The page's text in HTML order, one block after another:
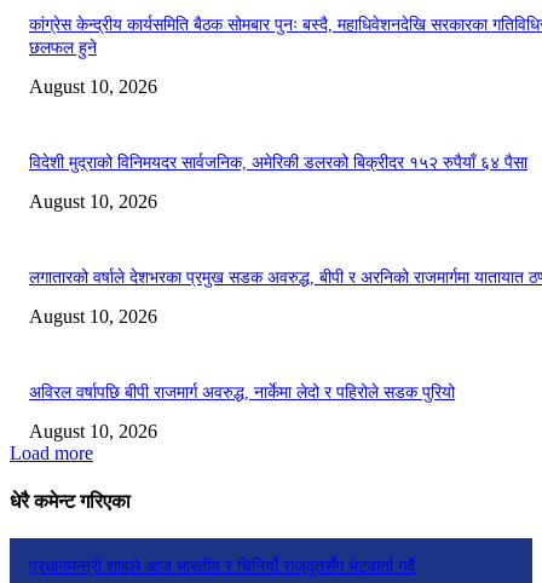
कांग्रेस केन्द्रीय कार्यसमिति बैठक सोमबार पुनः बस्दै, महाधिवेशनदेखि सरकारका
छलफल हुने
August 10, 2026
विदेशी मुद्राको विनिमयदर सार्वजनिक, अमेरिकी डलरको बिक्रीदर १५२ रुपैयाँ ६४ पैसा
August 10, 2026
लगातारको वर्षाले देशभरका प्रमुख सडक अवरुद्ध, बीपी र अरनिको राजमार्गमा यातायात
August 10, 2026
अविरल वर्षापछि बीपी राजमार्ग अवरुद्ध, नार्केमा लेदो र पहिरोले सडक पुरियो
August 10, 2026
Load more
धेरै कमेन्ट गरिएका
प्रधानमन्त्री शाहले आज भारतीय र चिनियाँ राजदूतसँग भेटवार्ता गर्दै